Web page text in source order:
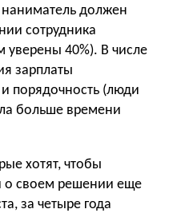
наниматель должен
сотрудника
уверены 40%). В числе
зарплаты
порядочность (люди
больше времени
хотят, чтобы
о своем решении еще
за четыре года